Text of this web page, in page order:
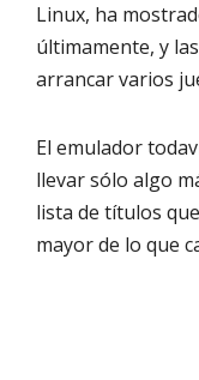
Linux, ha
últimamente, y
arrancar varios
El emulador
llevar sólo algo
lista de títulos
mayor de lo que